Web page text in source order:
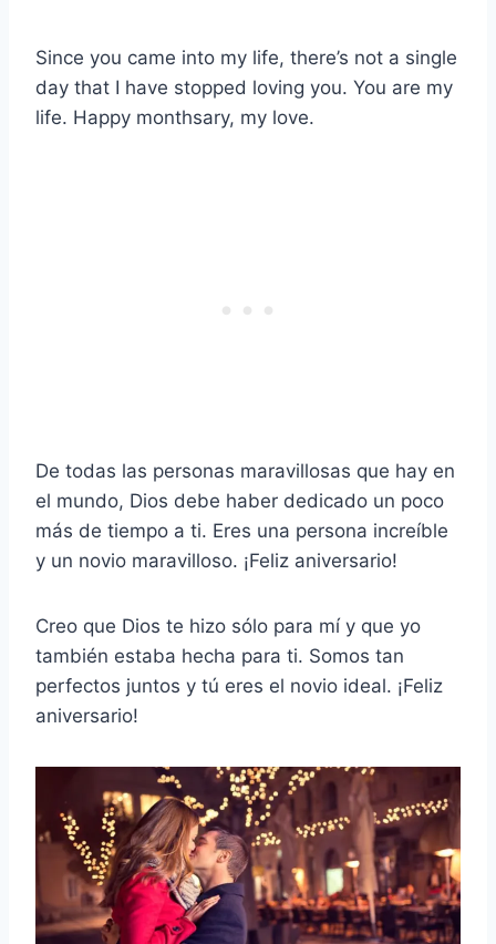
Since you came into my life, there’s not a single
day that I have stopped loving you. You are my
life. Happy monthsary, my love.
De todas las personas maravillosas que hay en
el mundo, Dios debe haber dedicado un poco
más de tiempo a ti. Eres una persona increíble
y un novio maravilloso. ¡Feliz aniversario!
Creo que Dios te hizo sólo para mí y que yo
también estaba hecha para ti. Somos tan
perfectos juntos y tú eres el novio ideal. ¡Feliz
aniversario!